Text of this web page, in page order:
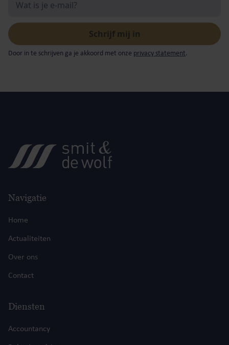
Door in te schrijven ga je akkoord met onze privacy statement.
Navigatie
Home
Actualiteiten
Over ons
Contact
Diensten
Accountancy